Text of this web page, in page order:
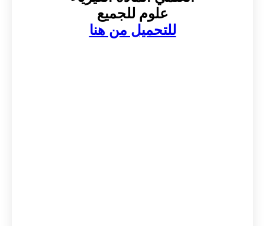
علوم للجميع
للتحميل من هنا